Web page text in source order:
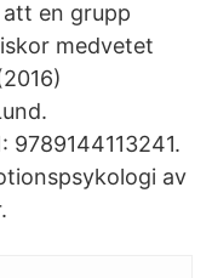
att en grupp
medvetet
9789144113241.
av